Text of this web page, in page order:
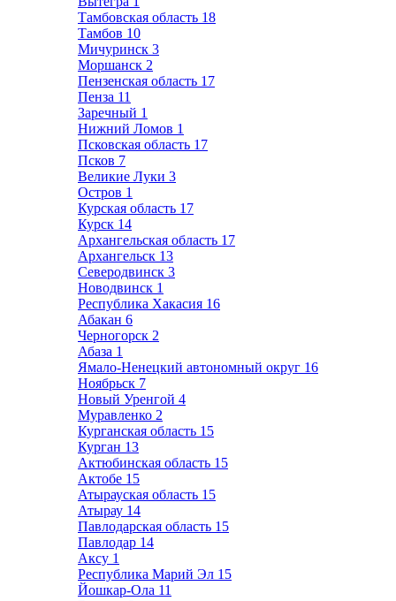
Тамбовская область 18
Тамбов 10
Мичуринск 3
Моршанск 2
Пензенская область 17
Пенза 11
Заречный 1
Нижний Ломов 1
Псковская область 17
Псков 7
Великие Луки 3
Остров 1
Курская область 17
Курск 14
Архангельская область 17
Архангельск 13
Северодвинск 3
Новодвинск 1
Республика Хакасия 16
Абакан 6
Черногорск 2
Абаза 1
Ямало-Ненецкий автономный округ 16
Ноябрьск 7
Новый Уренгой 4
Муравленко 2
Курганская область 15
Курган 13
Актюбинская область 15
Актобе 15
Атырауская область 15
Атырау 14
Павлодарская область 15
Павлодар 14
Аксу 1
Республика Марий Эл 15
Йошкар-Ола 11